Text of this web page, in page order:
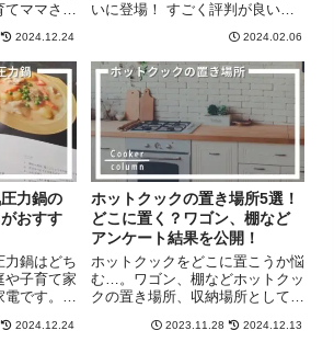
てママさん
以上愛用
満足してい
めなの
は踏み切れ
いう声も
2024.12.24
いに登場！ すごく評判が良いの
でも使ってみることにしました！
かき混ぜ用の羽根付きで、圧力調
理、炒め調理、煮込み、無水、低
温調理、蒸し調理など調理のバ...
2024.02.06
力鍋の
おすす
力鍋はどち
や子育て家
です。
れしやすい
2024.12.24
ホットクックの置き場所5選！
どこに置く？ワゴン、棚など
アンケート結果を公開！
ホットクックをどこに置こうか悩
む…。ワゴン、棚などホットクッ
クの置き場所、収納場所として、
ンケートを実施してみました。
2023.11.28 2024.12.13